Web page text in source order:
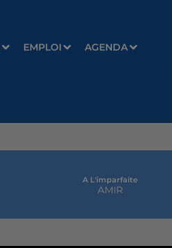
EMPLOI AGENDA
A L'imparfaite
AMIR